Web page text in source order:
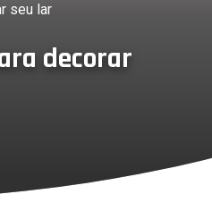
seu lar
decorar